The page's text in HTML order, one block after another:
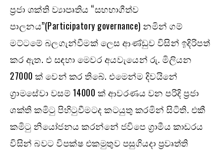
ප්‍රජා ශක්ති ව්‍යාපෘතිය “සහභාගීත්ව
පාලනය”(Participatory governance) නමින් ගම්
මට්ටමේ බලගැන්වීමක් ලෙස ආණ්ඩුව විසින් ඉදිරිපත්
කර ඇත. එ සඳහා මෙවර අයවැයෙන් රු. මිලියන
27000 ක් වෙන් කර තිබේ. එමෙන්ම දිවයිනේ
ග්‍රාමසේවා වසම් 14000 ක් ආවරණය වන පරිදි ප්‍රජා
ශක්ති කමිටු පිහිටුවීමටද කටයුතු කරමින් සිටිති. එකී
කමිටු නියෝජනය කරන්නේ ජවිපෙ ග්‍රාමීය කාඩරය
විසින් බවට විපක්ෂ එකමුතුව පසුගියදා ප්‍රවෘත්ති